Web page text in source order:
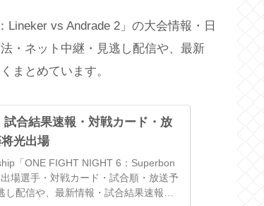
Lineker vs Andrade 2」の大会情報・日
・ネット中継・見逃し配信や、最新
まとめています。
試合結果速報・対戦カード・放
光出場
「ONE FIGHT NIGHT 6：Superbon
場選手・対戦カード・試合順・放送予
配信や、最新情報・試合結果速報な